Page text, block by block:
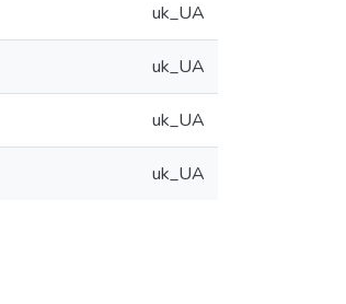
uk_UA
uk_UA
uk_UA
uk_UA